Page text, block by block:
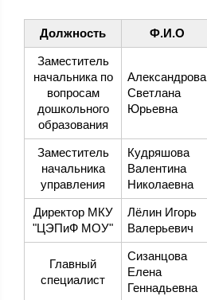
Должность Ф.И.О
Заместитель
начальника по
вопросам
дошкольного
образования
Александрова
Светлана
Юрьевна
Заместитель
начальника
управления
Кудряшова
Валентина
Николаевна
Директор МКУ
"ЦЭПиФ МОУ"
Лёлин Игорь
Валерьевич
Главный
специалист
Сизанцова
Елена
Геннадьевна